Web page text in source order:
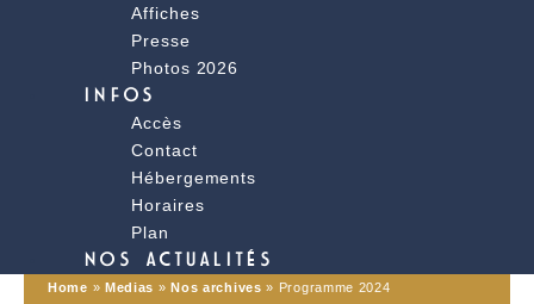
Affiches
Presse
Photos 2026
INFOS
Accès
Contact
Hébergements
Horaires
Plan
NOS ACTUALITÉS
Home » Medias » Nos archives » Programme 2024